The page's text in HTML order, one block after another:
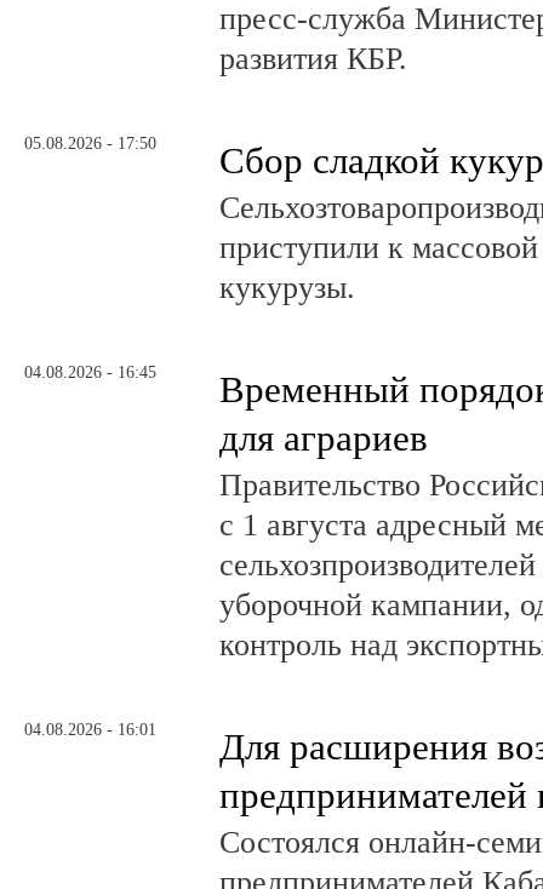
пресс-служба
развития КБР.
05.08.2026 - 17:50 Сбор сладкой
приступили к
кукурузы.
04.08.2026 - 16:45
Временный
для аграриев
Правительство
с 1 августа адресный
уборочной кампании,
контроль над
04.08.2026 - 16:01
Для расширения
предпринимателей
Состоялся онлайн-